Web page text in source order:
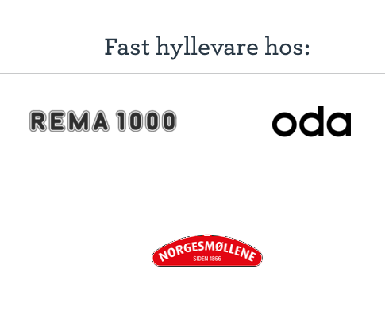
Fast hyllevare hos: